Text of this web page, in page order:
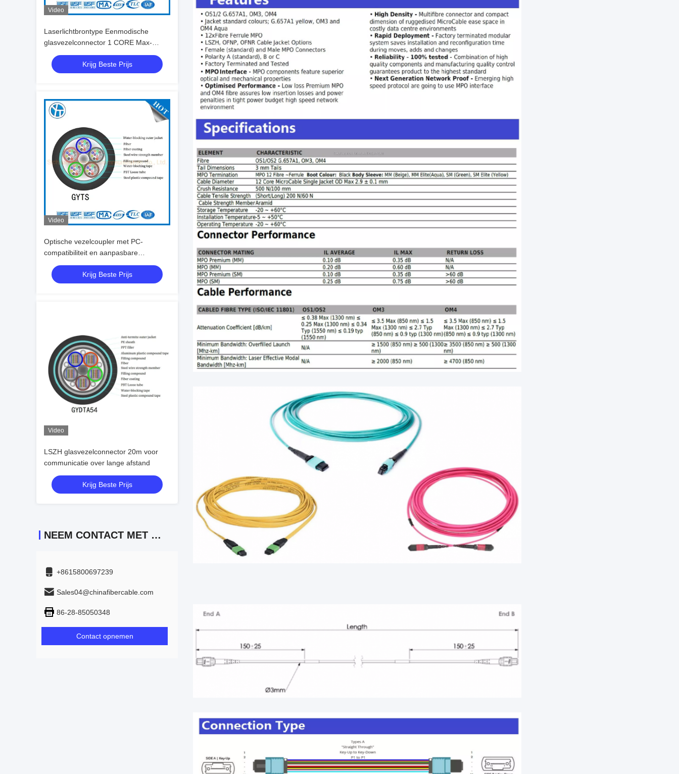
Video
Laserlichtbrontype Eenmodische
glasvezelconnector 1 CORE Max-
capaciteit voor verbinding op lange
afstand
Krijg Beste Prijs
Video
Optische vezelcoupler met PC-
compatibiliteit en aanpasbare
0,9/2,0/3,0 mm diameter
Krijg Beste Prijs
Video
LSZH glasvezelconnector 20m voor
communicatie over lange afstand
Krijg Beste Prijs
NEEM CONTACT MET ONS OP
+8615800697239
Sales04@chinafibercable.com
86-28-85050348
Contact opnemen